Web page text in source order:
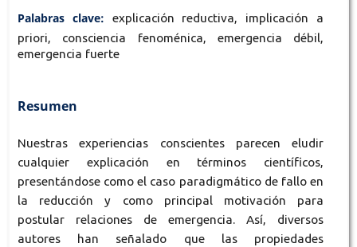
Palabras clave: explicación reductiva, implicación a
priori, consciencia fenoménica, emergencia débil,
emergencia fuerte
Resumen
Nuestras experiencias conscientes parecen eludir
cualquier explicación en términos científicos,
presentándose como el caso paradigmático de fallo en
la reducción y como principal motivación para
postular relaciones de emergencia. Así, diversos
autores han señalado que las propiedades